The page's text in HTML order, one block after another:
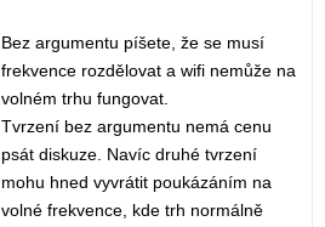
Bez argumentu píšete, že se musí
frekvence rozdělovat a wifi nemůže na
volném trhu fungovat.
Tvrzení bez argumentu nemá cenu
psát diskuze. Navíc druhé tvrzení
mohu hned vyvrátit poukázáním na
volné frekvence, kde trh normálně